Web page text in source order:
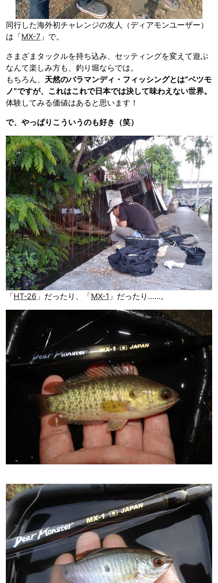
同行した海外初チャレンジの友人（ディアモンユーザー）
は「MX-7 」で。
さまざまタックルを持ち込み、セッティングを変えて遊ぶ
なんて楽しみ方も、釣り堀ならでは。
もちろん、 天然のバラマンディ・フィッシングとは”ベツモ
ノ”ですが、これはこれで日本では決して味わえない世界。
体験してみる価値はあると思います！
で、やっぱりこういうのも好き（笑）
「HT-26 」だったり、「MX-1 」だったり……。